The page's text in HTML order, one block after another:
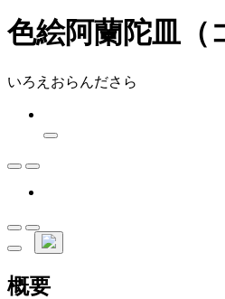
色絵阿蘭陀皿（
いろえおらんださら
概要